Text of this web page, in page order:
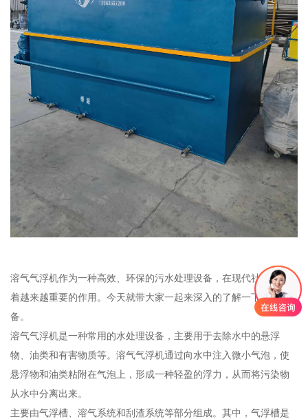
溶气气浮机作为一种高效、环保的污水处理设备，在现代社会发挥
着越来越重要的作用。今天就带大家一起来深入的了解一下这款设
备。
溶气气浮机是一种常用的水处理设备，主要用于去除水中的悬浮
物、油类和有害物质等。溶气气浮机通过向水中注入微小气泡，使
悬浮物和油类粘附在气泡上，形成一种轻盈的浮力，从而将污染物
从水中分离出来。
主要由气浮槽、溶气系统和刮渣系统等部分组成。其中，气浮槽是